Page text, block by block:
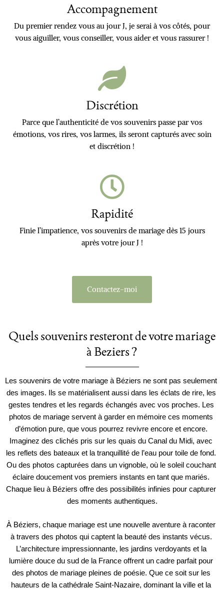
Accompagnement
Du premier rendez vous au jour J, je serai à vos côtés, pour
vous aiguiller, vous conseiller, vous aider et vous rassurer !
Discrétion
Parce que l’authenticité de vos souvenirs passe par vos
émotions, vos rires, vos larmes, ils seront capturés avec soin
et discrétion !
Rapidité
Finie l’impatience, vos souvenirs de mariage dès 15 jours
après votre jour J !
Contactez-moi
Quels souvenirs resteront de votre mariage
à Beziers ?
Les souvenirs de votre mariage à Béziers ne sont pas seulement
des images. Ils se matérialisent aussi dans les éclats de rire, les
gestes tendres et les regards échangés avec vos proches. Les
photos de mariage servent à garder en mémoire ces moments
d’émotion pure, que vous pourrez revivre encore et encore.
Imaginez des clichés pris sur les quais du Canal du Midi, avec
les reflets des bateaux et la tranquillité de l’eau pour toile de fond.
Ou des photos capturées dans un vignoble, où le soleil couchant
éclaire doucement vos premiers instants en tant que mariés.
Chaque lieu à Béziers offre des possibilités infinies pour capturer
des moments authentiques.
À Béziers, chaque mariage est une nouvelle aventure à raconter
à travers des photos qui captent la beauté des instants vécus.
L’architecture impressionnante, les jardins verdoyants et la
lumière douce du sud de la France offrent un cadre parfait pour
des photos de mariage pleines de poésie. Que ce soit sur les
hauteurs de la cathédrale Saint-Nazaire, dominant la ville et la